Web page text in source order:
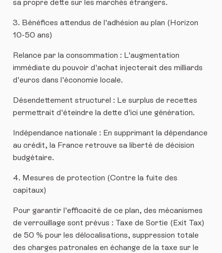
sa propre dette sur les marchés étrangers.
​3. Bénéfices attendus de l'adhésion au plan (Horizon
10-50 ans)
​Relance par la consommation : L'augmentation
immédiate du pouvoir d'achat injecterait des milliards
d'euros dans l'économie locale.
​Désendettement structurel : Le surplus de recettes
permettrait d'éteindre la dette d'ici une génération.
​Indépendance nationale : En supprimant la dépendance
au crédit, la France retrouve sa liberté de décision
budgétaire.
​4. Mesures de protection (Contre la fuite des
capitaux)
​Pour garantir l'efficacité de ce plan, des mécanismes
de verrouillage sont prévus : Taxe de Sortie (Exit Tax)
de 50 % pour les délocalisations, suppression totale
des charges patronales en échange de la taxe sur le